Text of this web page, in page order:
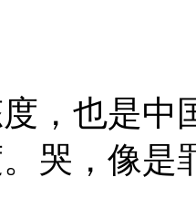
，也是中
哭，像是